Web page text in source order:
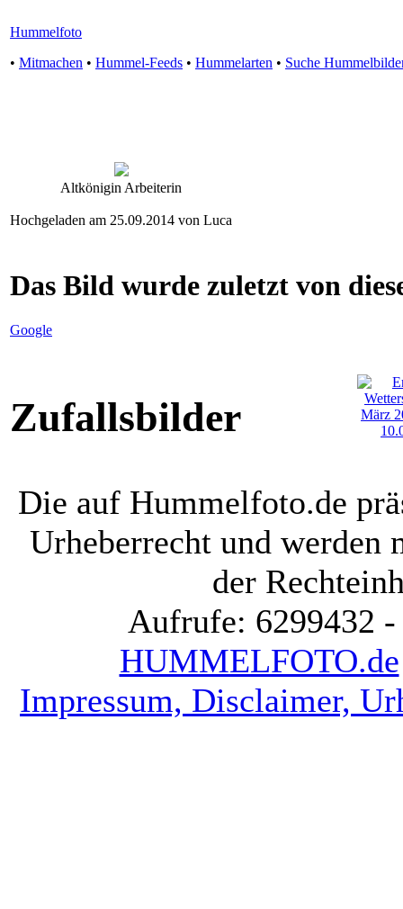
Hummelfoto
• Mitmachen • Hummel-Feeds • Hummelarten • Suche
Altkönigin Arbeiterin
Hochgeladen am 25.09.2014 von Luca
Das Bild wurde zuletzt von
Google
Zufallsbilder
Die auf Hummelfoto.de
Urheberrecht und werden
der
Aufrufe: 6299432
HUMMELFOTO.de
Impressum, Disclaimer,